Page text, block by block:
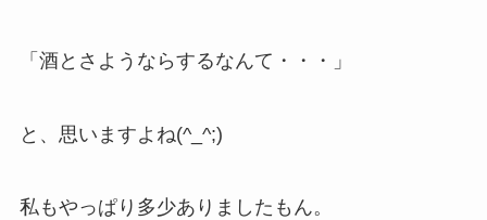
「酒とさようならするなんて・・・」
と、思いますよね(^_^;)
私もやっぱり多少ありましたもん。